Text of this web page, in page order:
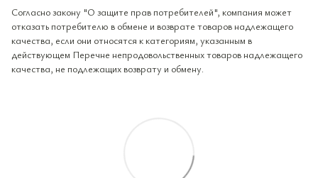
Согласно закону "О защите прав потребителей", компания может
отказать потребителю в обмене и возврате товаров надлежащего
качества, если они относятся к категориям, указанным в
действующем Перечне непродовольственных товаров надлежащего
качества, не подлежащих возврату и обмену.